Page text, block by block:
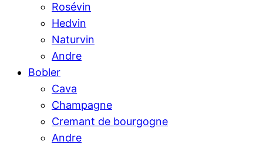
Rosévin
Hedvin
Naturvin
Andre
Bobler
Cava
Champagne
Cremant de bourgogne
Andre